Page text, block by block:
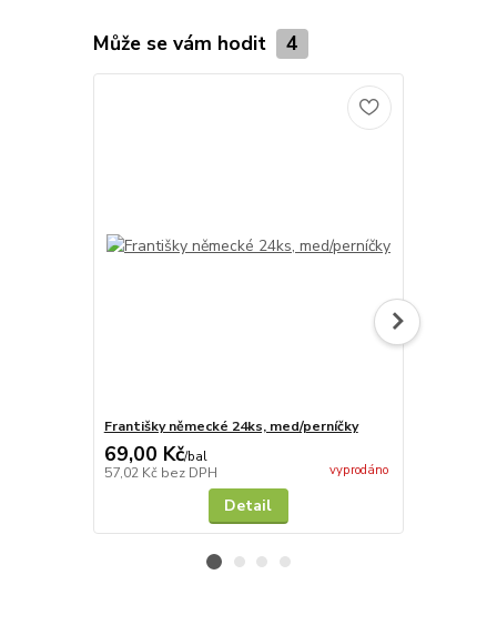
Může se vám hodit 4
Františky německé 24ks, med/perníčky
69,00 Kč/bal
57,02 Kč bez DPH vyprodáno
Detail